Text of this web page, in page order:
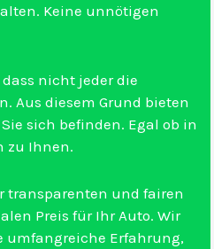
Keine unnötigen
dass nicht jeder die
Aus diesem Grund bieten
sich befinden. Egal ob in
zu Ihnen.
transparenten und fairen
Preis für Ihr Auto. Wir
umfangreiche Erfahrung,